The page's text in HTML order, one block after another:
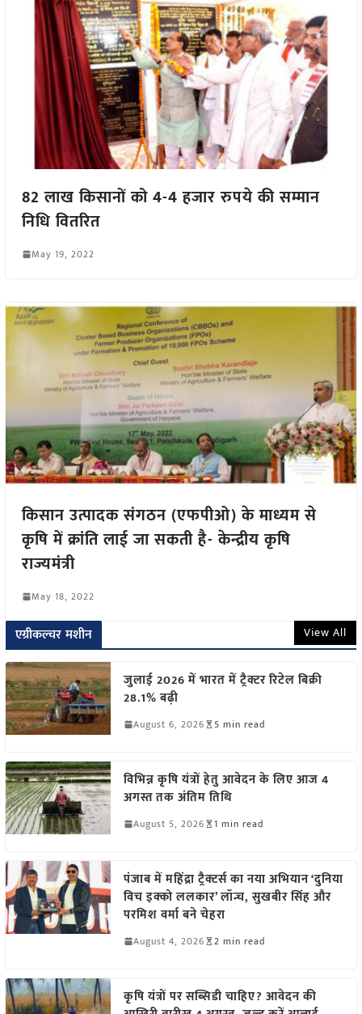
82 लाख किसानों को 4-4 हजार रुपये की सम्मान
निधि वितरित
May 19, 2022
किसान उत्पादक संगठन (एफपीओ) के माध्यम से
कृषि में क्रांति लाई जा सकती है- केन्द्रीय कृषि
राज्यमंत्री
May 18, 2022
एग्रीकल्चर मशीन View All
जुलाई 2026 में भारत में ट्रैक्टर रिटेल बिक्री
28.1% बढ़ी
August 6, 2026 5 min read
विभिन्न कृषि यंत्रों हेतु आवेदन के लिए आज 4
अगस्त तक अंतिम तिथि
August 5, 2026 1 min read
पंजाब में महिंद्रा ट्रैक्टर्स का नया अभियान ‘दुनिया
विच इक्को ललकार’ लॉन्च, सुखबीर सिंह और
परमिश वर्मा बने चेहरा
August 4, 2026 2 min read
कृषि यंत्रों पर सब्सिडी चाहिए? आवेदन की